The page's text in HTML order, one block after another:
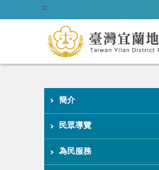
:::
簡介
民眾導覽
為民服務